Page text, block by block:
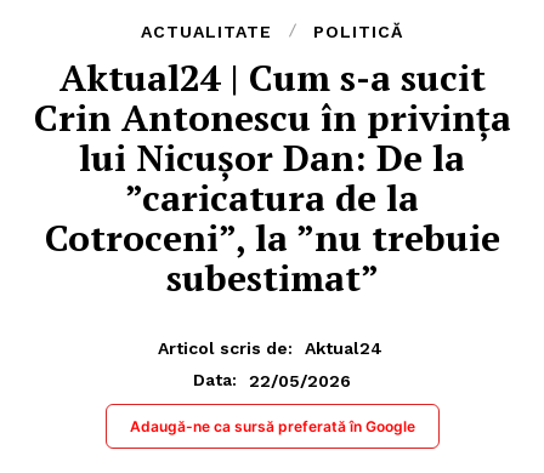
ACTUALITATE POLITICĂ
Aktual24 | Cum s-a sucit
Crin Antonescu în privința
lui Nicușor Dan: De la
”caricatura de la
Cotroceni”, la ”nu trebuie
subestimat”
Articol scris de:
Aktual24
Data:
22/05/2026
Adaugă-ne ca sursă preferată în Google